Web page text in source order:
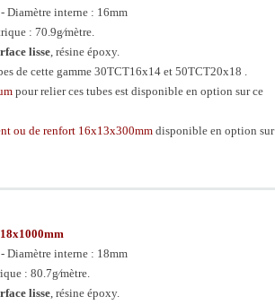
- Diamètre interne : 16mm
: 70.9g⁄mètre.
lisse, résine époxy.
de cette gamme 30TCT16x14 et 50TCT20x18 .
pour relier ces tubes est disponible en option sur ce
ou de renfort 16x13x300mm disponible en option sur
- Diamètre interne : 18mm
: 80.7g⁄mètre.
lisse, résine époxy.